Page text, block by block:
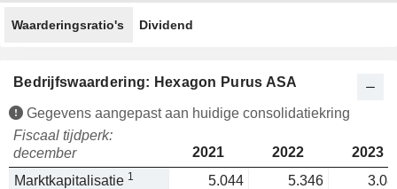
Waarderingsratio's Dividend
Bedrijfswaardering: Hexagon Purus ASA
Gegevens aangepast aan huidige consolidatiekring
Fiscaal tijdperk:
december
2021 2022
2023
Marktkapitalisatie 1 5.044 5.346